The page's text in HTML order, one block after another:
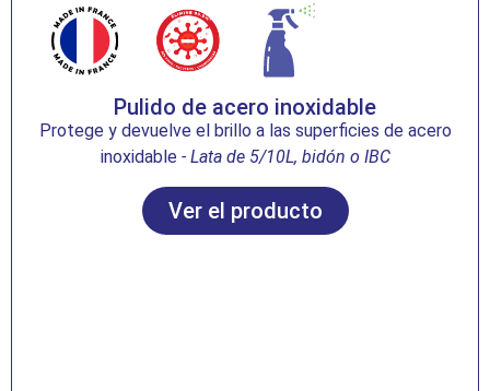
Pulido de acero inoxidable
Protege y devuelve el brillo a las superficies de acero
inoxidable - Lata de 5/10L, bidón o IBC
Ver el producto